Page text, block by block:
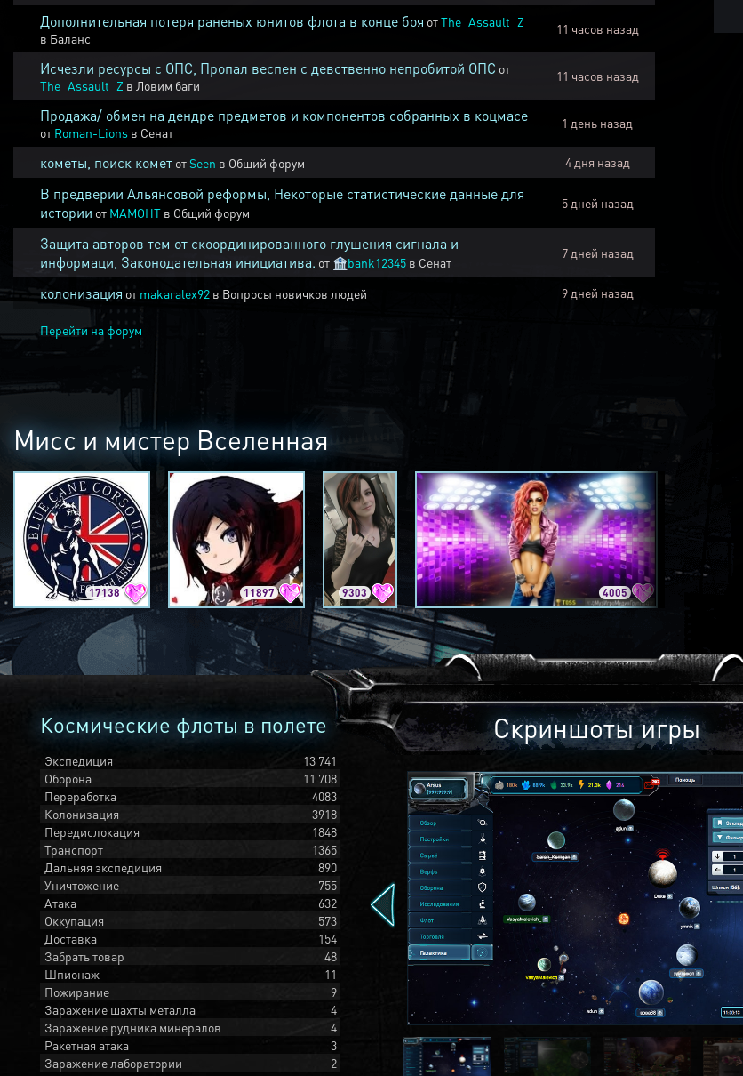
Дополнительная потеря раненых юнитов флота в конце боя отThe_Assault_Z
в Баланс
11 часов назад
Исчезли ресурсы с ОПС, Пропал веспен с девственно непробитой ОПС от
The_Assault_Z в Ловим баги
11 часов назад
Продажа/ обмен на дендре предметов и компонентов собранных в коцмасе
от Roman-Lions в Сенат
1 день назад
кометы, поиск комет отSeen в Общий форум 4 дня назад
В предверии Альянсовой реформы, Некоторые статистические данные для
истории от MAMOHT в Общий форум
5 дней назад
Защита авторов тем от скоординированного глушения сигнала и
информаци, Законодательная инициатива. от 🏦bank12345 в Сенат
7 дней назад
колонизация от makaralex92 в Вопросы новичков людей 9 дней назад
Перейти на форум
Мисс и мистер Вселенная
17138 11897 9303 4005
Космические флоты в полете
Экспедиция
13 741
Оборона
11 708
Переработка
4083
Колонизация
3918
Передислокация
1848
Транспорт
1365
Дальняя экспедиция
890
Уничтожение
755
Атака
632
Оккупация
573
Доставка
154
Забрать товар
48
Шпионаж
11
Пожирание
9
Заражение шахты металла
4
Заражение рудника минералов
4
Ракетная атака
3
Заражение лаборатории
2
Скриншоты игры